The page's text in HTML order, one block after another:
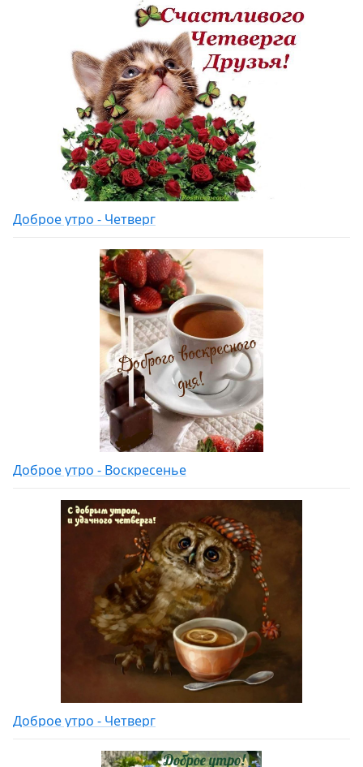
Доброе утро - Четверг
Доброе утро - Воскресенье
Доброе утро - Четверг